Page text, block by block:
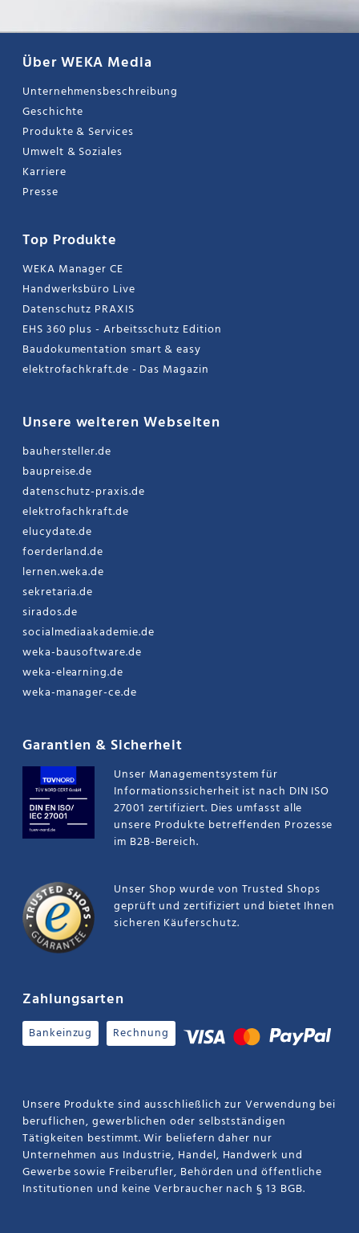
Über WEKA Media
Unternehmensbeschreibung
Geschichte
Produkte & Services
Umwelt & Soziales
Karriere
Presse
Top Produkte
WEKA Manager CE
Handwerksbüro Live
Datenschutz PRAXIS
EHS 360 plus - Arbeitsschutz Edition
Baudokumentation smart & easy
elektrofachkraft.de - Das Magazin
Unsere weiteren Webseiten
bauhersteller.de
baupreise.de
datenschutz-praxis.de
elektrofachkraft.de
elucydate.de
foerderland.de
lernen.weka.de
sekretaria.de
sirados.de
socialmediaakademie.de
weka-bausoftware.de
weka-elearning.de
weka-manager-ce.de
Garantien & Sicherheit
Unser Managementsystem für
Informationssicherheit ist nach DIN ISO
27001 zertifiziert. Dies umfasst alle
unsere Produkte betreffenden Prozesse
im B2B-Bereich.
Unser Shop wurde von Trusted Shops
geprüft und zertifiziert und bietet Ihnen
sicheren Käuferschutz.
Zahlungsarten
Bankeinzug Rechnung
Unsere Produkte sind ausschließlich zur Verwendung bei
beruflichen, gewerblichen oder selbstständigen
Tätigkeiten bestimmt. Wir beliefern daher nur
Unternehmen aus Industrie, Handel, Handwerk und
Gewerbe sowie Freiberufler, Behörden und öffentliche
Institutionen und keine Verbraucher nach § 13 BGB.